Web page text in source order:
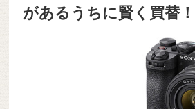
があるうちに賢く買替！